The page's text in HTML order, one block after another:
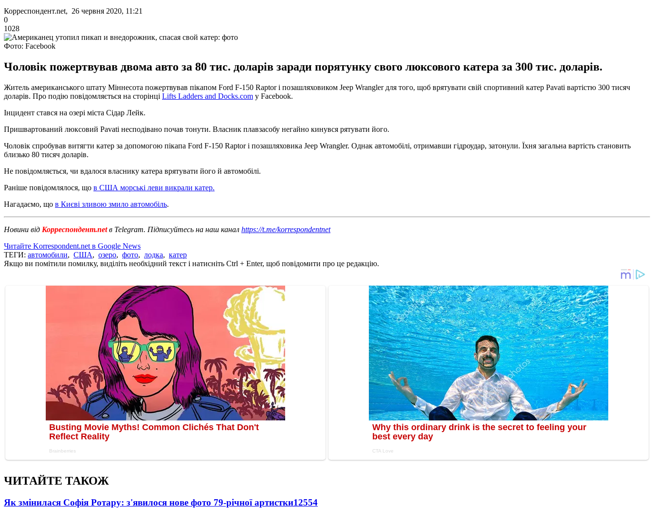
Корреспондент.net, 26 червня 2020, 11:21
0
1028
Фото: Facebook
Чоловік пожертвував двома авто за 80 тис. доларів заради порятунку свого люксового катера за 300 тис. доларів.
Житель американського штату Міннесота пожертвував пікапом Ford F-150 Raptor і позашляховиком Jeep Wrangler для того, щоб врятувати свій спортивний катер Pavati вартістю 300 тисяч
доларів. Про подію повідомляється на сторінці Lifts Ladders and Docks.com у Facebook.
Інцидент стався на озері міста Сідар Лейк.
Пришвартований люксовий Pavati несподівано почав тонути. Власник плавзасобу негайно кинувся рятувати його.
Чоловік спробував витягти катер за допомогою пікапа Ford F-150 Raptor і позашляховика Jeep Wrangler. Однак автомобілі, отримавши гідроудар, затонули. Їхня загальна вартість становить
близько 80 тисяч доларів.
Не повідомляється, чи вдалося власнику катера врятувати його й автомобілі.
Раніше повідомлялося, що в США морські леви викрали катер.
Нагадаємо, що в Києві зливою змило автомобіль.
Новини від Корреспондент.netв Telegram. Підписуйтесь на наш канал https://t.me/korrespondentnet
Читайте Korrespondent.net в Google News
ТЕГИ: автомобили, США, озеро, фото, лодка, катер
Якщо ви помітили помилку, виділіть необхідний текст і натисніть Ctrl + Enter, щоб повідомити про це редакцію.
ЧИТАЙТЕ ТАКОЖ
Як змінилася Софія Ротару: з'явилося нове фото 79-річної артистки12554